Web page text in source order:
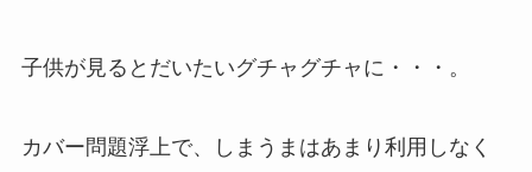
子供が見るとだいたいグチャグチャに・・・。
カバー問題浮上で、しまうまはあまり利用しなく